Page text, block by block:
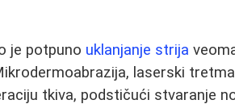
je potpuno uklanjanje strija
laserski
tkiva, podstičući stvaranje